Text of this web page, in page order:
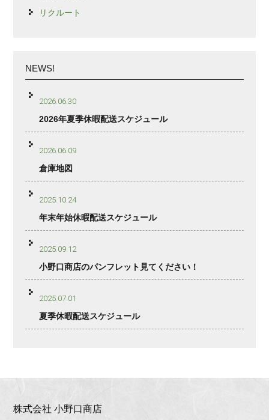
リクルート
NEWS!
2026.06.30
2026年夏季休暇配送スケジュール
2026.06.09
倉庫地図
2025.10.24
年末年始休暇配送スケジュール
2025.09.12
小野口商店のパンフレット見てください！
2025.07.01
夏季休暇配送スケジュール
株式会社 小野口商店